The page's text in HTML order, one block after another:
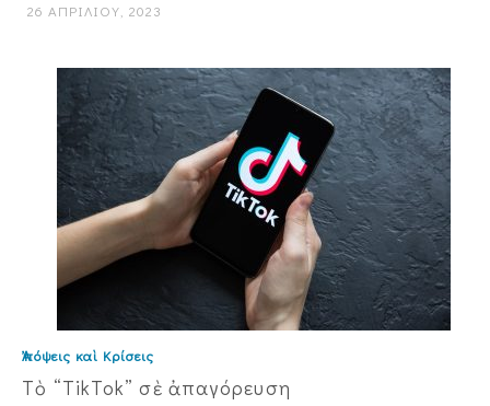
26 ΑΠΡΙΛΊΟΥ, 2023
Ἀπόψεις καὶ Κρίσεις
Τὸ “TikTok” σὲ ἀπαγόρευση